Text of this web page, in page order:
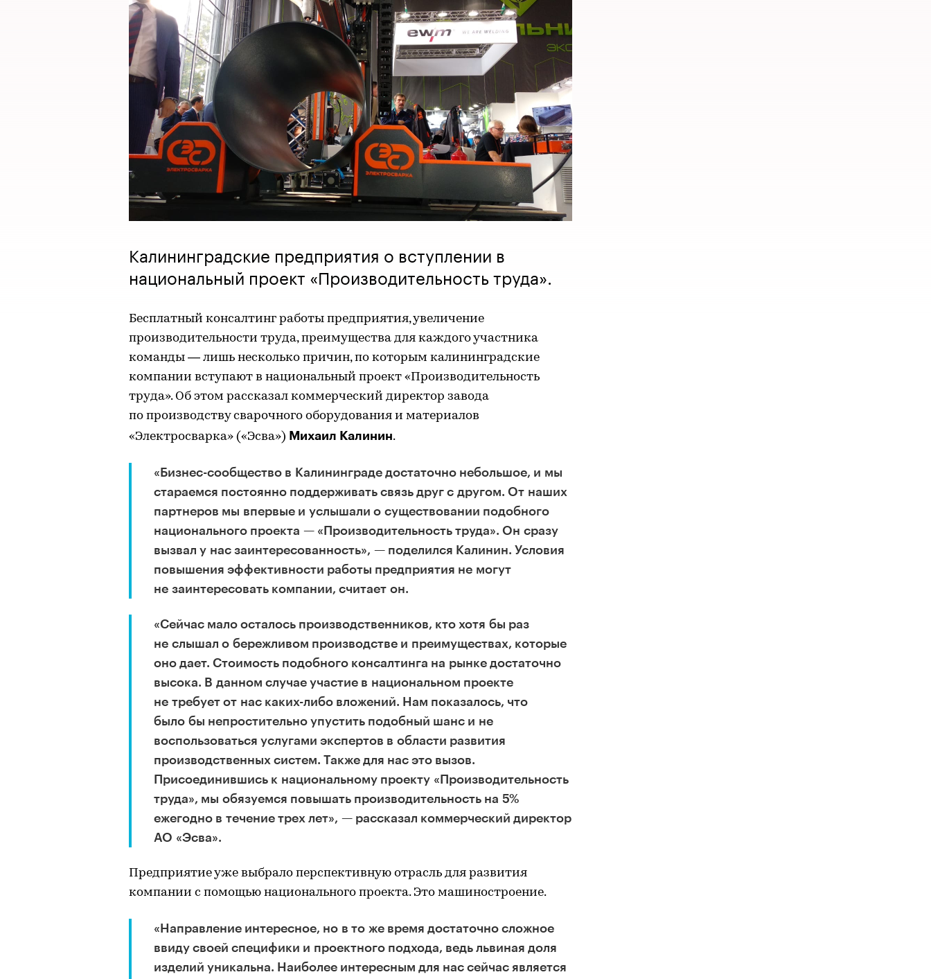
Калининградские предприятия о вступлении в
национальный проект «Производительность труда».
Бесплатный консалтинг работы предприятия, увеличение
производительности труда, преимущества для каждого участника
команды — лишь несколько причин, по которым калининградские
компании вступают в национальный проект «Производительность
труда». Об этом рассказал коммерческий директор завода
по производству сварочного оборудования и материалов
«Электросварка» («Эсва») Михаил Калинин.
«Бизнес-сообщество в Калининграде достаточно небольшое, и мы
стараемся постоянно поддерживать связь друг с другом. От наших
партнеров мы впервые и услышали о существовании подобного
национального проекта — «Производительность труда». Он сразу
вызвал у нас заинтересованность», — поделился Калинин. Условия
повышения эффективности работы предприятия не могут
не заинтересовать компании, считает он.
«Сейчас мало осталось производственников, кто хотя бы раз
не слышал о бережливом производстве и преимуществах, которые
оно дает. Стоимость подобного консалтинга на рынке достаточно
высока. В данном случае участие в национальном проекте
не требует от нас каких-либо вложений. Нам показалось, что
было бы непростительно упустить подобный шанс и не
воспользоваться услугами экспертов в области развития
производственных систем. Также для нас это вызов.
Присоединившись к национальному проекту «Производительность
труда», мы обязуемся повышать производительность на 5%
ежегодно в течение трех лет», — рассказал коммерческий директор
АО «Эсва».
Предприятие уже выбрало перспективную отрасль для развития
компании с помощью национального проекта. Это машиностроение.
«Направление интересное, но в то же время достаточно сложное
ввиду своей специфики и проектного подхода, ведь львиная доля
изделий уникальна. Наиболее интересным для нас сейчас является